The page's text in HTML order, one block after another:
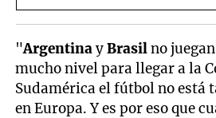
"ArgentinayBrasilno
mucho nivel para llegar a la
Sudamérica el fútbol no está
en Europa. Y es por eso que